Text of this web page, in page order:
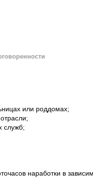
или роддомах;
служб;
наработки в